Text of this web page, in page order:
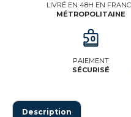
LIVRÉ EN 48H EN
MÉTROPOLITAINE
PAIEMENT
SÉCURISÉ
Description